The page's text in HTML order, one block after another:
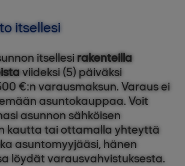
itsellesi
itsellesirakenteilla
viideksi (5) päiväksi
€:n varausmaksun. Varaus ei
asuntokauppaa. Voit
asunnon sähköisen
kautta tai ottamalla yhteyttä
asuntomyyjääsi, hänen
löydät varausvahvistuksesta.